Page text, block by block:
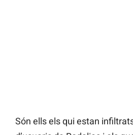
Són ells els qui estan